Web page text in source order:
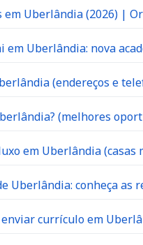
Uberlândia (2026) |
em Uberlândia: nova
(endereços e
(melhores
em Uberlândia
Uberlândia: conheça as
currículo em